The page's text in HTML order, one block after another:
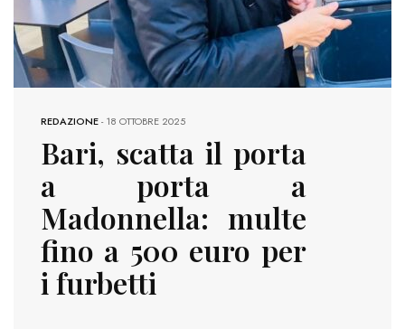
REDAZIONE-18 OTTOBRE 2025
Bari, scatta il porta
a porta a
Madonnella: multe
fino a 500 euro per
i furbetti